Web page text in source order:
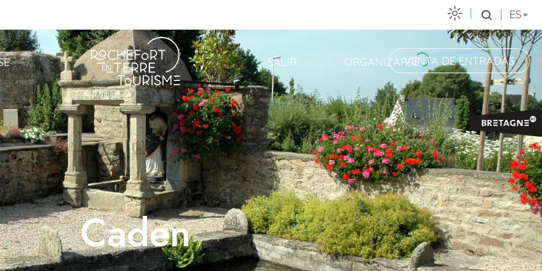
Buscar
ES
VENTA DE ENTRADAS
SALIR ORGANIZARSE
Caden